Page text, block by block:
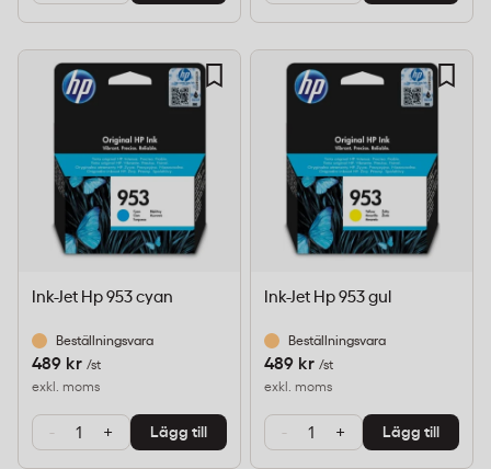
Ink-Jet Hp 953 cyan
Beställningsvara
489 kr /st
exkl. moms
- + Lägg till
Ink-Jet Hp 953 gul
Beställningsvara
489 kr /st
exkl. moms
- + Lägg till